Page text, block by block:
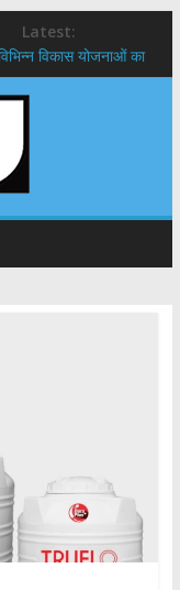
Latest:
विकास योजनाओं का
25 बड़े प्रस्तावों को मिली
पदों पर होगी भर्ती
कांवड़ियों का
श्रद्धालुओं को अपने